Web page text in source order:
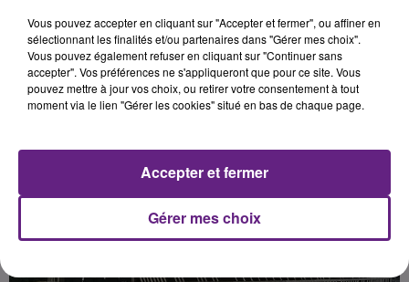
Publié : 16 septembre 2024 à 6h30 par Fabrice Aubry
Vous pouvez accepter en cliquant sur "Accepter et fermer", ou affiner en
sélectionnant les finalités et/ou partenaires dans "Gérer mes choix".
Vous pouvez également refuser en cliquant sur "Continuer sans
accepter". Vos préférences ne s'appliqueront que pour ce site. Vous
pouvez mettre à jour vos choix, ou retirer votre consentement à tout
moment via le lien "Gérer les cookies" situé en bas de chaque page.
Gérer mes choix
Accepter et fermer